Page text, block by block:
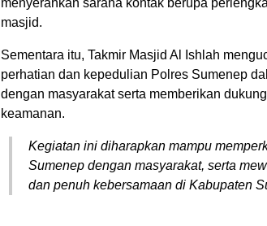
menyerahkan sarana kontak berupa
masjid.
Sementara itu, Takmir Masjid Al Ishlah
perhatian dan kepedulian Polres Sumenep
dengan masyarakat serta memberikan
keamanan.
Kegiatan ini diharapkan mampu
Sumenep dengan masyarakat, serta
dan penuh kebersamaan di Kabupaten